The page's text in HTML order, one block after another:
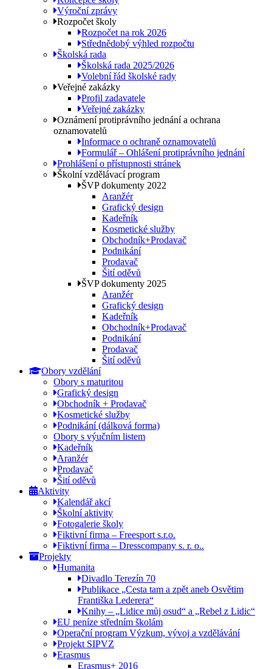
Výroční zprávy
Rozpočet školy
Rozpočet na rok 2026
Střednědobý výhled rozpočtu
Školská rada
Školská rada 2025/2026
Volební řád školské rady
Veřejné zakázky
Profil zadavatele
Veřejné zakázky
Oznámení protiprávního jednání a ochrana
oznamovatelů
Informace o ochraně oznamovatelů
Formulář – Ohlášení protiprávního jednání
Prohlášení o přístupnosti stránek
Školní vzdělávací program
ŠVP dokumenty 2022
Aranžér
Grafický design
Kadeřník
Kosmetické služby
Obchodník+Prodavač
Podnikání
Prodavač
Šití oděvů
ŠVP dokumenty 2025
Aranžér
Grafický design
Kadeřník
Obchodník+Prodavač
Podnikání
Prodavač
Šití oděvů
Obory vzdělání
Obory s maturitou
Grafický design
Obchodník + Prodavač
Kosmetické služby
Podnikání (dálková forma)
Obory s výučním listem
Kadeřník
Aranžér
Prodavač
Šití oděvů
Aktivity
Kalendář akcí
Školní aktivity
Fotogalerie školy
Fiktivní firma – Freesport s.r.o.
Fiktivní firma – Dresscompany s. r. o..
Projekty
Humanita
Divadlo Terezín 70
Publikace „Cesta tam a zpět aneb Osvětim
Františka Lederera“
Knihy – „Lidice můj osud“ a „Rebel z Lidic“
EU peníze středním školám
Operační program Výzkum, vývoj a vzdělávání
Projekt SIPVZ
Erasmus
Erasmus+ 2016